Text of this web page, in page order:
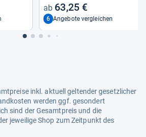
63,25 €
6 Angebote vergleichen
inkl. aktuell geltender gesetzlicher
werden ggf. gesondert
sind der Gesamtpreis und die
jeweilige Shop zum Zeitpunkt des